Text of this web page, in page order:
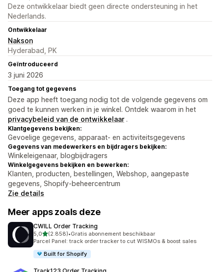
Deze ontwikkelaar biedt geen directe ondersteuning in het
Nederlands.
Ontwikkelaar
Nakson
Hyderabad, PK
Geïntroduceerd
3 juni 2026
Toegang tot gegevens
Deze app heeft toegang nodig tot de volgende gegevens om
goed te kunnen werken in je winkel. Ontdek waarom in het
privacybeleid van de ontwikkelaar .
Klantgegevens bekijken:
Gevoelige gegevens, apparaat- en activiteitsgegevens
Gegevens van medewerkers en bijdragers bekijken:
Winkeleigenaar, blogbijdragers
Winkelgegevens bekijken en bewerken:
Klanten, producten, bestellingen, Webshop, aangepaste
gegevens, Shopify-beheercentrum
Zie details
Meer apps zoals deze
CWILL Order Tracking
5,0van 5 sterren
(2.858)
2858 recensies in totaal
•Gratis abonnement beschikbaar
Parcel Panel: track order tracker to cut WISMOs & boost sales
Built for Shopify